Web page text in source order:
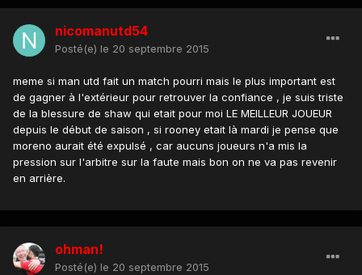
nicomanutd54
Posté(e) le 20 septembre 2015
meme si man utd fait un match pourri mais le plus important est
de gagner à l'extérieur pour retrouver la confiance , je suis triste
de la blessure de shaw qui etait pour moi LE MEILLEUR JOUEUR
depuis le début de saison , si rooney etait là mardi je pense que
moreno aurait été expulsé , car aucuns joueurs n'a mis la
pression sur l'arbitre sur la faute mais bon on ne va pas revenir
en arrière.
ohman!
Posté(e) le 20 septembre 2015